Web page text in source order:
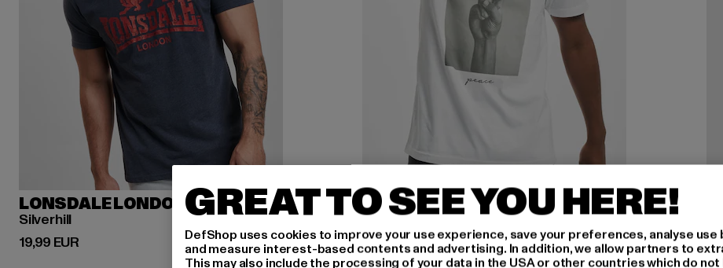
LONSDALE LONDON
Silverhill
19,99 EUR
Ajankohtainen hinta: 19,99 EUR
MISTER TEE
Peace Sign
23,74 EUR
Ajankohtainen hinta: 23,74 EUR
GREAT TO SEE YOU HERE!
DefShop uses cookies to improve your use experience, save your preferences, analyse use
and measure interest-based contents and advertising. In addition, we allow partners to
This may also include the processing of your data in the USA or other countries which do not